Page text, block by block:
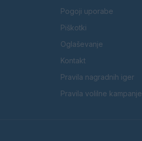
Pogoji uporabe
Piškotki
Oglaševanje
Kontakt
Pravila nagradnih iger
Pravila volilne kampanje